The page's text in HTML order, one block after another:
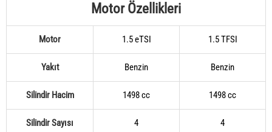
Motor Özellikleri
Motor 1.5 eTSI 1.5 TFSI
Yakıt Benzin Benzin
Silindir Hacim 1498 cc 1498 cc
Silindir Sayısı 4 4